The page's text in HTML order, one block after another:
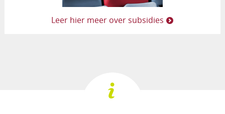
Leer hier meer over subsidies